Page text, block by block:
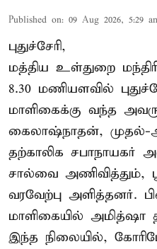
Published on: 09 Aug 2026, 5:29
புதுச்சேரி,
மத்திய உள்துறை
8.30 மணியளவில்
மாளிகைக்கு வந்த
கைலாஷ்நாதன், முதல்-
தற்காலிக
சால்வை அணிவித்தும்,
வரவேற்பு அளித்தனர்.
மாளிகையில் அமித்ஷா
இந்த நிலையில்,